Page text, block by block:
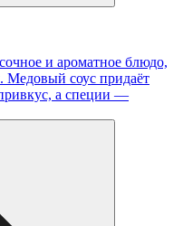
и ароматное блюдо,
Медовый соус придаёт
а специи —